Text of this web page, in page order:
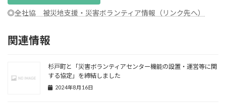
◎全社協 被災地支援・災害ボランティア情報（リンク先へ）
関連情報
杉戸町と「災害ボランティアセンター機能の設置・運営等に関
する協定」を締結しました
2024年8月16日